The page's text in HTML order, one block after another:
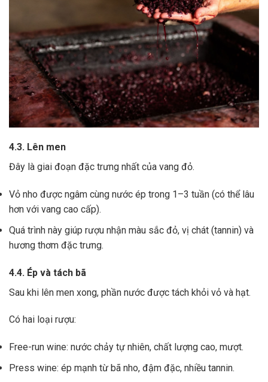
4.3. Lên men
Đây là giai đoạn đặc trưng nhất của vang đỏ.
Vỏ nho được ngâm cùng nước ép trong 1–3 tuần (có thể lâu
hơn với vang cao cấp).
Quá trình này giúp rượu nhận màu sắc đỏ, vị chát (tannin) và
hương thơm đặc trưng.
4.4. Ép và tách bã
Sau khi lên men xong, phần nước được tách khỏi vỏ và hạt.
Có hai loại rượu:
Free-run wine: nước chảy tự nhiên, chất lượng cao, mượt.
Press wine: ép mạnh từ bã nho, đậm đặc, nhiều tannin.